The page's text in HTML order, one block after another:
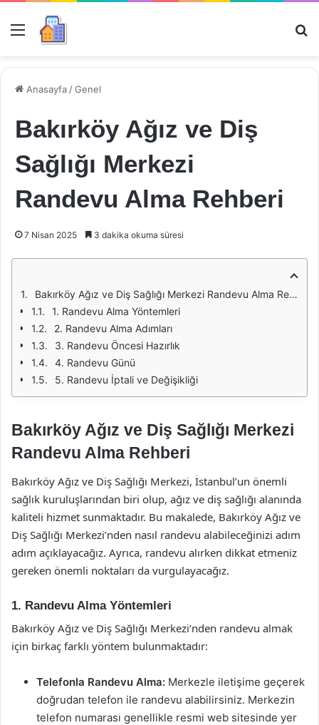
Menü
Anasayfa /Genel
Bakırköy Ağız ve Diş
Sağlığı Merkezi
Randevu Alma Rehberi
7 Nisan 2025 3 dakika okuma süresi
Bakırköy Ağız ve Diş Sağlığı Merkezi Randevu Alma Rehberi
1. Randevu Alma Yöntemleri
2. Randevu Alma Adımları
3. Randevu Öncesi Hazırlık
4. Randevu Günü
5. Randevu İptali ve Değişikliği
Bakırköy Ağız ve Diş Sağlığı Merkezi
Randevu Alma Rehberi
Bakırköy Ağız ve Diş Sağlığı Merkezi, İstanbul’un önemli
sağlık kuruluşlarından biri olup, ağız ve diş sağlığı alanında
kaliteli hizmet sunmaktadır. Bu makalede, Bakırköy Ağız ve
Diş Sağlığı Merkezi’nden nasıl randevu alabileceğinizi adım
adım açıklayacağız. Ayrıca, randevu alırken dikkat etmeniz
gereken önemli noktaları da vurgulayacağız.
1. Randevu Alma Yöntemleri
Bakırköy Ağız ve Diş Sağlığı Merkezi’nden randevu almak
için birkaç farklı yöntem bulunmaktadır:
Telefonla Randevu Alma: Merkezle iletişime geçerek
doğrudan telefon ile randevu alabilirsiniz. Merkezin
telefon numarası genellikle resmi web sitesinde yer